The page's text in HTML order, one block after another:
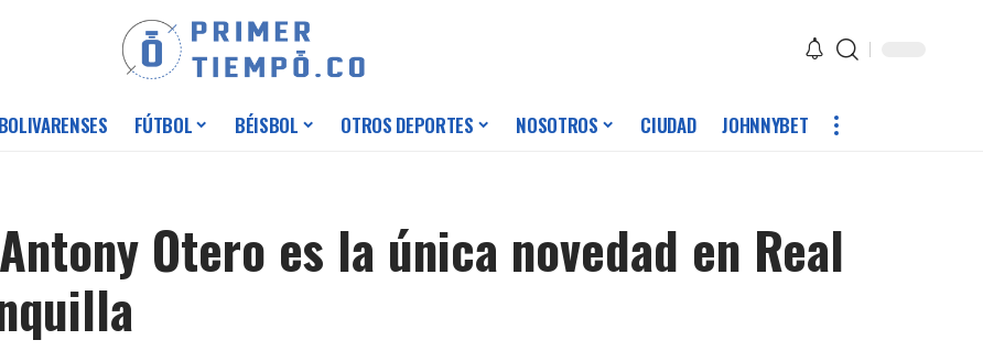
FÚTBOL BÉISBOL OTROS DEPORTES NOSOTROS CIUDAD JOHNNYBET
Otero es la única novedad en Real